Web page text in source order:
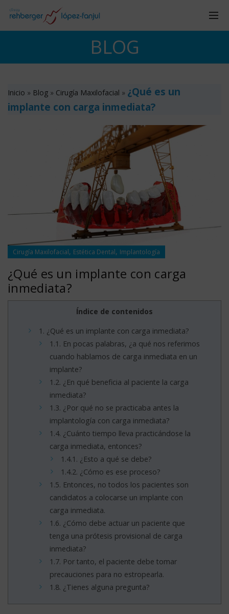
BLOG
Inicio » Blog » Cirugía Maxilofacial » ¿Qué es un
implante con carga inmediata?
Cirugía Maxilofacial, Estética Dental, Implantología
¿Qué es un implante con carga
inmediata?
Índice de contenidos
1. ¿Qué es un implante con carga inmediata?
1.1. En pocas palabras, ¿a qué nos referimos
cuando hablamos de carga inmediata en un
implante?
1.2. ¿En qué beneficia al paciente la carga
inmediata?
1.3. ¿Por qué no se practicaba antes la
implantología con carga inmediata?
1.4. ¿Cuánto tiempo lleva practicándose la
carga inmediata, entonces?
1.4.1. ¿Esto a qué se debe?
1.4.2. ¿Cómo es ese proceso?
1.5. Entonces, no todos los pacientes son
candidatos a colocarse un implante con
carga inmediata.
1.6. ¿Cómo debe actuar un paciente que
tenga una prótesis provisional de carga
inmediata?
1.7. Por tanto, el paciente debe tomar
precauciones para no estropearla.
1.8. ¿Tienes alguna pregunta?